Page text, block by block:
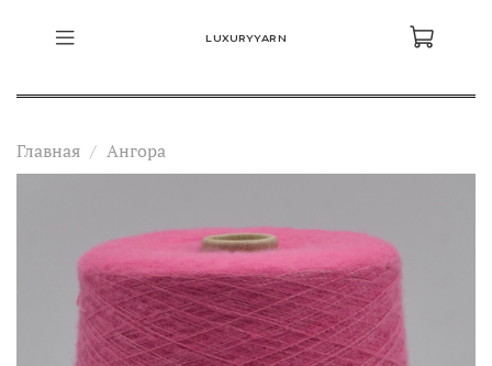
LUXURYYARN
Главная Ангора